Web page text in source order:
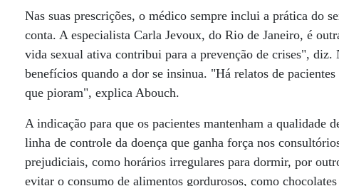
Nas suas prescrições, o médico sempre inclui a prática do
conta. A especialista Carla Jevoux, do Rio de Janeiro, é
vida sexual ativa contribui para a prevenção de crises", diz.
benefícios quando a dor se insinua. "Há relatos de
que pioram", explica Abouch.
A indicação para que os pacientes mantenham a qualidade
linha de controle da doença que ganha força nos
prejudiciais, como horários irregulares para dormir, por
evitar o consumo de alimentos gordurosos, como